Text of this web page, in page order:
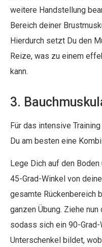
weitere Handstellung
Bereich deiner
Hierdurch setzt Du den
Reize, was zu einem
kann.
3.
Für das intensive
Du am besten eine
Lege Dich auf den
45-Grad-Winkel von
gesamte Rückenbereich
ganzen Übung. Ziehe
sodass sich ein 90-
Unterschenkel bildet,